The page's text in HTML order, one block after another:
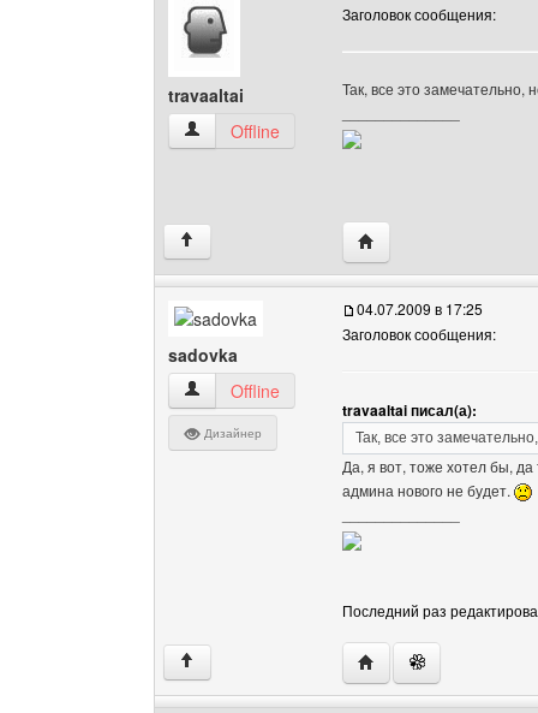
travaaltai
travaaltai Посмотреть профиль
Offline
Заголовок сообщения:
Так, все это замечательно,
↑ Посетить сайт
sadovka
sadovka Посмотреть профиль
Offline
Дизайнер
04.07.2009 в 17:25
Заголовок сообщения:
travaaltai писал(а):
Так, все это
Да, я вот, тоже хотел бы, да
админа нового не будет.
Последний раз
↑ Посетить сайт